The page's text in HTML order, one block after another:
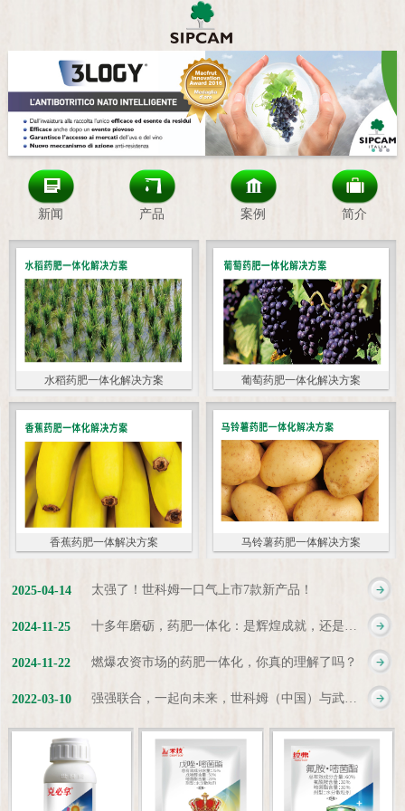
新闻 产品 案例 简介
水稻药肥一体化解决方案 葡萄药肥一体化解决方案
香蕉药肥一体解决方案 马铃薯药肥一体解决方案
太强了！世科姆一口气上市7款新产品！
2025-04-14
十多年磨砺，药肥一体化：是辉煌成就，还是新起点？
2024-11-25
燃爆农资市场的药肥一体化，你真的理解了吗？
2024-11-22
强强联合，一起向未来，世科姆（中国）与武汉科诺达成战略合作协议
2022-03-10